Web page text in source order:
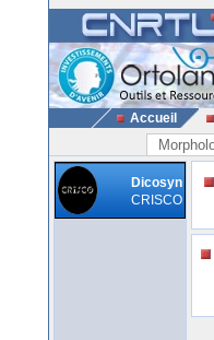
Accueil
Dicosyn
CRISCO